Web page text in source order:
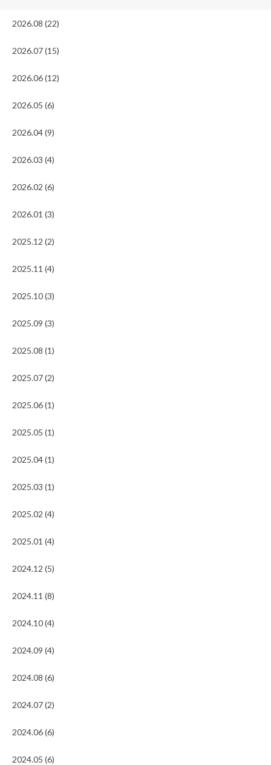
2026.08 (22)
2026.07 (15)
2026.06 (12)
2026.05 (6)
2026.04 (9)
2026.03 (4)
2026.02 (6)
2026.01 (3)
2025.12 (2)
2025.11 (4)
2025.10 (3)
2025.09 (3)
2025.08 (1)
2025.07 (2)
2025.06 (1)
2025.05 (1)
2025.04 (1)
2025.03 (1)
2025.02 (4)
2025.01 (4)
2024.12 (5)
2024.11 (8)
2024.10 (4)
2024.09 (4)
2024.08 (6)
2024.07 (2)
2024.06 (6)
2024.05 (6)